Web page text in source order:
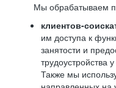
Мы обрабатываем
клиентов-
им доступа к
занятости и
трудоустройства
Также мы